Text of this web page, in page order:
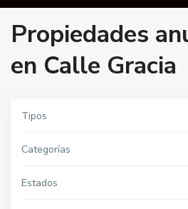
Propiedades
en Calle Gracia
Tipos
Categorías
Estados